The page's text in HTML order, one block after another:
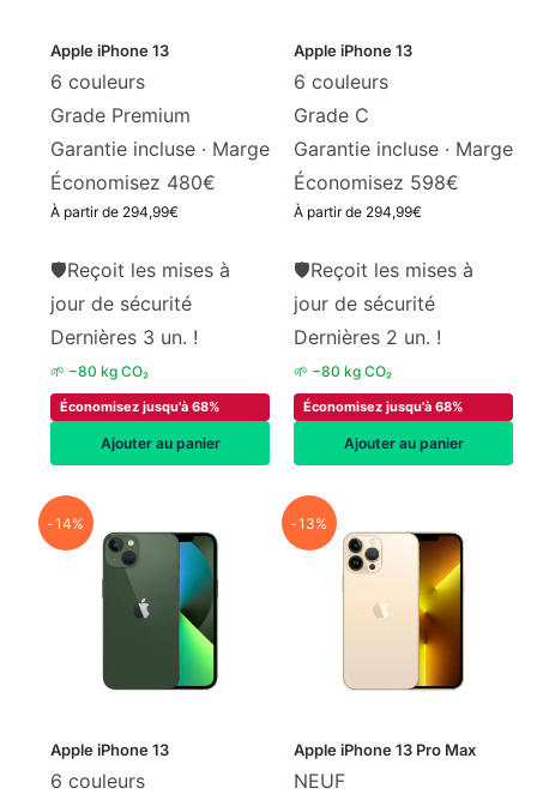
Apple iPhone 13
6 couleurs
Grade Premium
Garantie incluse · Marge
Économisez 480€
À partir de 294,99€
🛡Reçoit les mises à
jour de sécurité
Dernières 3 un. !
🌱 −80 kg CO₂
Économisez jusqu'à 68%
Ajouter au panier
Apple iPhone 13
6 couleurs
Grade C
Garantie incluse · Marge
Économisez 598€
À partir de 294,99€
🛡Reçoit les mises à
jour de sécurité
Dernières 2 un. !
🌱 −80 kg CO₂
Économisez jusqu'à 68%
Ajouter au panier
-14%
Apple iPhone 13
6 couleurs
-13%
Apple iPhone 13 Pro Max
NEUF